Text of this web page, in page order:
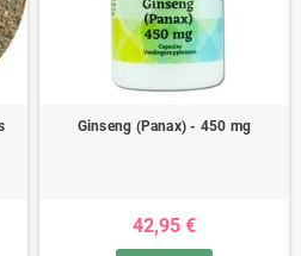
Ginseng (Panax) - 450 mg
42,95 €